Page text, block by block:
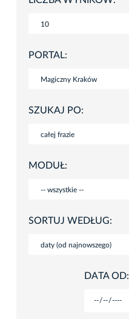
PORTAL:
SZUKAJ PO:
MODUŁ:
SORTUJ WEDŁUG:
DATA OD: